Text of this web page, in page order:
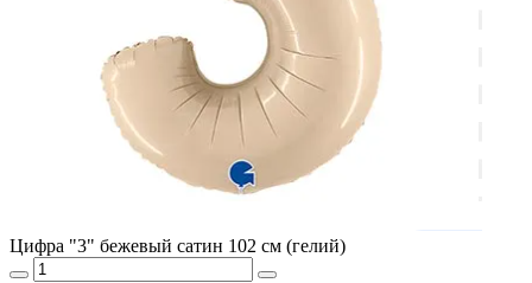
Цифра "3" бежевый сатин 102 см (гелий)